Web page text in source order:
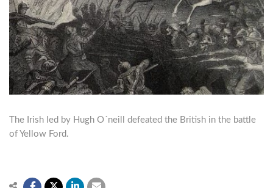
The Irish led by Hugh O´neill defeated the British in the battle
of Yellow Ford.